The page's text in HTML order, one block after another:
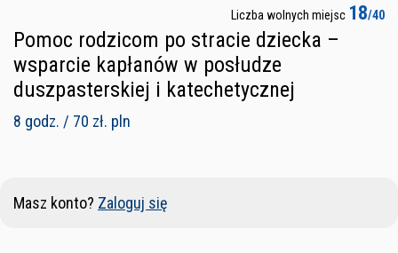
Liczba wolnych miejsc 18/40
Pomoc rodzicom po stracie dziecka –
wsparcie kapłanów w posłudze
duszpasterskiej i katechetycznej
8 godz. / 70 zł. pln
Masz konto? Zaloguj się